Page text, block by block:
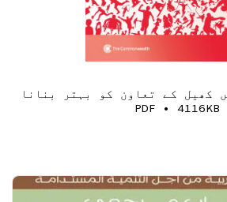
کھیل کے تعاون کو بہتر بنانا
PDF • 4116KB